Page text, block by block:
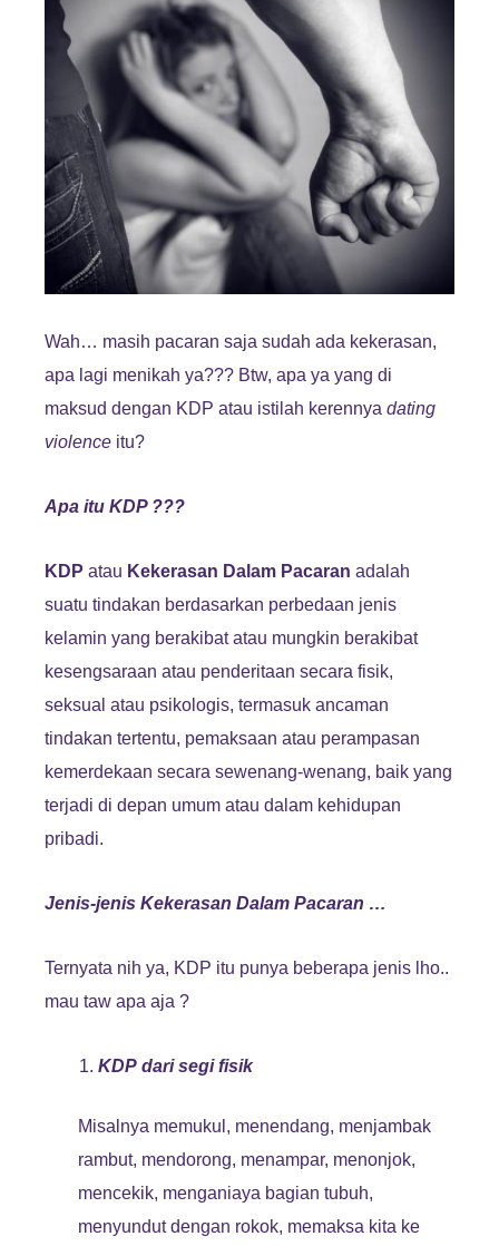
Wah… masih pacaran saja sudah ada kekerasan,
apa lagi menikah ya??? Btw, apa ya yang di
maksud dengan KDP atau istilah kerennya dating
violence itu?
Apa itu KDP ???
KDP atau Kekerasan Dalam Pacaran adalah
suatu tindakan berdasarkan perbedaan jenis
kelamin yang berakibat atau mungkin berakibat
kesengsaraan atau penderitaan secara fisik,
seksual atau psikologis, termasuk ancaman
tindakan tertentu, pemaksaan atau perampasan
kemerdekaan secara sewenang-wenang, baik yang
terjadi di depan umum atau dalam kehidupan
pribadi.
Jenis-jenis Kekerasan Dalam Pacaran …
Ternyata nih ya, KDP itu punya beberapa jenis lho..
mau taw apa aja ?
KDP dari segi fisik
Misalnya memukul, menendang, menjambak
rambut, mendorong, menampar, menonjok,
mencekik, menganiaya bagian tubuh,
menyundut dengan rokok, memaksa kita ke